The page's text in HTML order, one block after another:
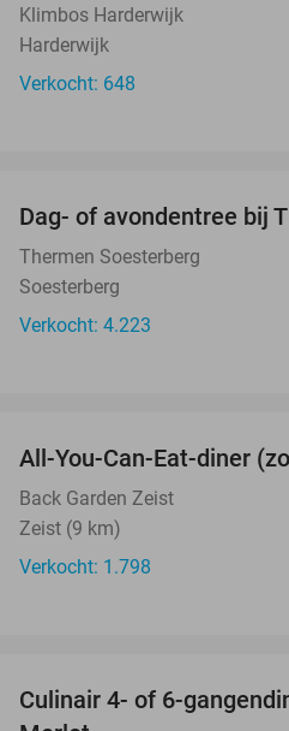
Klimbos Harderwijk
Harderwijk
Verkocht: 648
Dag- of avondentree bij
Thermen Soesterberg
Soesterberg
Verkocht: 4.223
All-You-Can-Eat-diner
Back Garden Zeist
Zeist (9 km)
Verkocht: 1.798
Culinair 4- of 6-